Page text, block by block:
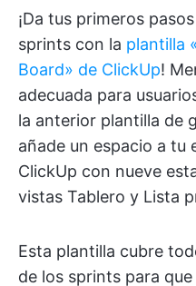
¡Da tus primeros
sprints con la plantilla
Board» de ClickUp!
adecuada para
la anterior plantilla de
añade un espacio a
ClickUp con nueve
vistas Tablero y Lista
Esta plantilla cubre
de los sprints para que